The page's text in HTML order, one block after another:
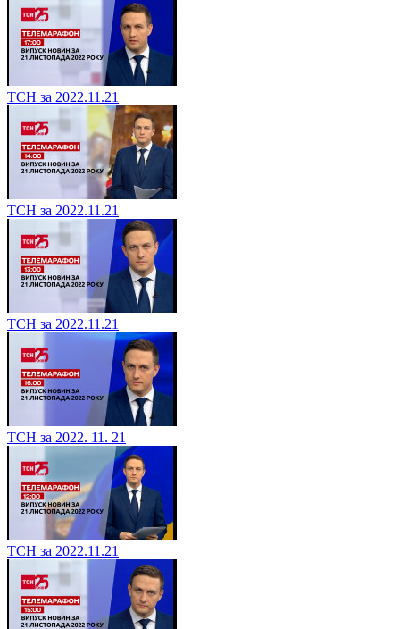
ТСН за 2022.11.21
ТСН за 2022.11.21
ТСН за 2022.11.21
ТСН за 2022. 11. 21
ТСН за 2022.11.21